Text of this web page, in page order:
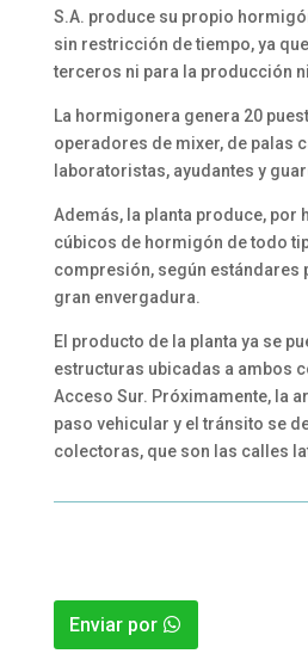
S.A. produce su propio
sin restricción de tiempo, ya
terceros ni para la producción
La hormigonera genera 20
operadores de mixer, de palas
laboratoristas, ayudantes y
Además, la planta produce, por
cúbicos de hormigón de todo
compresión, según estándares
gran envergadura.
El producto de la planta ya se
estructuras ubicadas a ambos
Acceso Sur. Próximamente, la
paso vehicular y el tránsito se
colectoras, que son las calles
Enviar por